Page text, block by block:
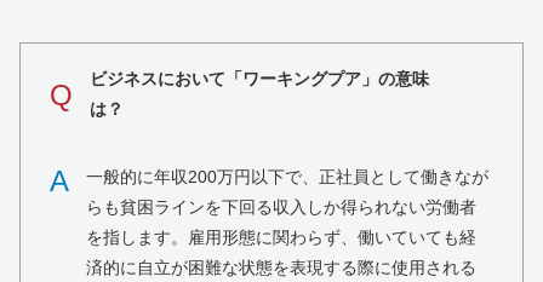
Q
ビジネスにおいて「ワーキングプア」の意味
は？
A
一般的に年収200万円以下で、正社員として働きなが
らも貧困ラインを下回る収入しか得られない労働者
を指します。雇用形態に関わらず、働いていても経
済的に自立が困難な状態を表現する際に使用される